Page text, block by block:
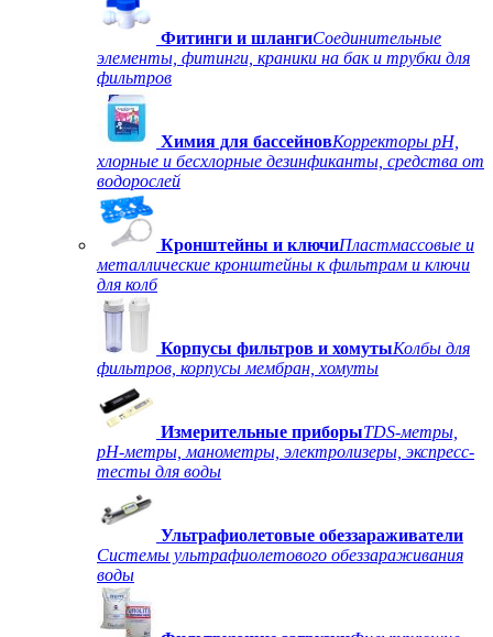
Фитинги и шлангиСоединительные
элементы, фитинги, краники на бак и трубки для
фильтров
Химия для бассейновКорректоры рН,
хлорные и бесхлорные дезинфиканты, средства от
водорослей
Кронштейны и ключиПластмассовые и
металлические кронштейны к фильтрам и ключи
для колб
Корпусы фильтров и хомутыКолбы для
фильтров, корпусы мембран, хомуты
Измерительные приборыTDS-метры,
рН-метры, манометры, электролизеры, экспресс-
тесты для воды
Ультрафиолетовые обеззараживатели
Системы ультрафиолетового обеззараживания
воды